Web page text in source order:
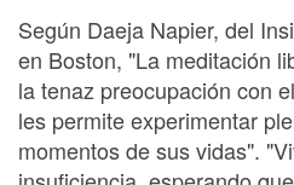
Según Daeja Napier, del
en Boston, "La meditación
la tenaz preocupación con
les permite experimentar
momentos de sus vidas".